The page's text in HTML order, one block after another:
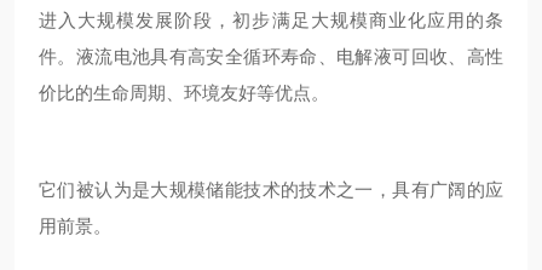
进入大规模发展阶段，初步满足大规模商业化应用的条
件。液流电池具有高安全循环寿命、电解液可回收、高性
价比的生命周期、环境友好等优点。
它们被认为是大规模储能技术的技术之一，具有广阔的应
用前景。